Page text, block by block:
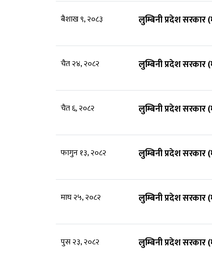
बैशाख ९, २०८३ लुम्बिनी प्रदेश सरकार
चैत २४, २०८२ लुम्बिनी प्रदेश सरकार
चैत ६, २०८२ लुम्बिनी प्रदेश सरकार
फागुन १३, २०८२ लुम्बिनी प्रदेश सरकार
माघ २५, २०८२ लुम्बिनी प्रदेश सरकार
पुस २३, २०८२ लुम्बिनी प्रदेश सरकार